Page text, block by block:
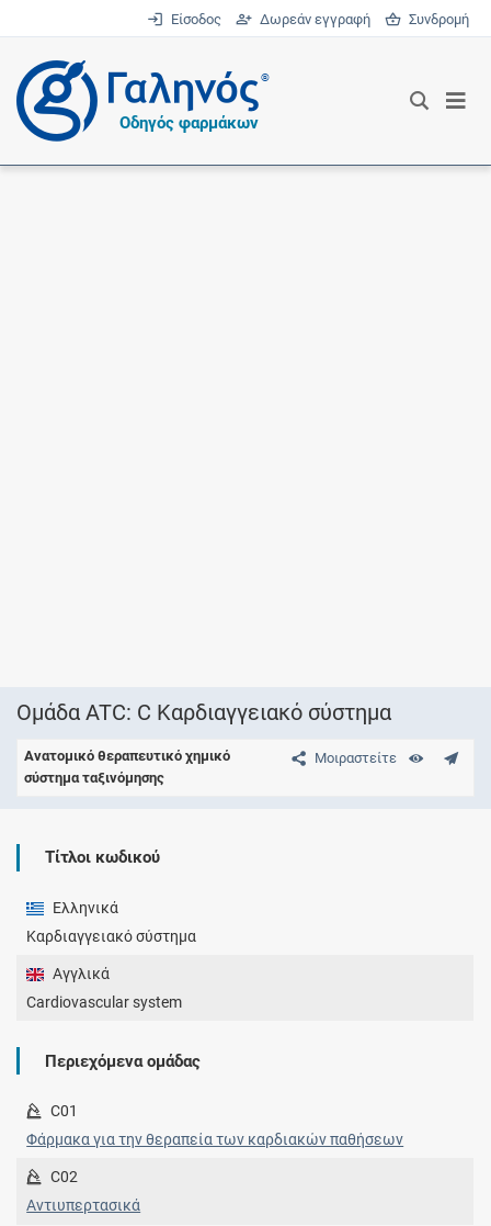
Είσοδος Δωρεάν εγγραφή Συνδρομή
®
Οδηγός φαρμάκων
Ομάδα ATC: C Καρδιαγγειακό σύστημα
Μοιραστείτε
Ανατομικό θεραπευτικό χημικό
σύστημα ταξινόμησης
Τίτλοι κωδικού
Ελληνικά
Καρδιαγγειακό σύστημα
Αγγλικά
Cardiovascular system
Περιεχόμενα ομάδας
C01
Φάρμακα για την θεραπεία των καρδιακών παθήσεων
C02
Αντιυπερτασικά